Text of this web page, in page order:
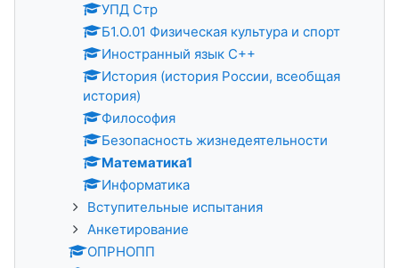
УПД Стр
Б1.О.01 Физическая культура и спорт
Иностранный язык С++
История (история России, всеобщая
история)
Философия
Безопасность жизнедеятельности
Математика1
Информатика
Вступительные испытания
Анкетирование
ОПРНОПП